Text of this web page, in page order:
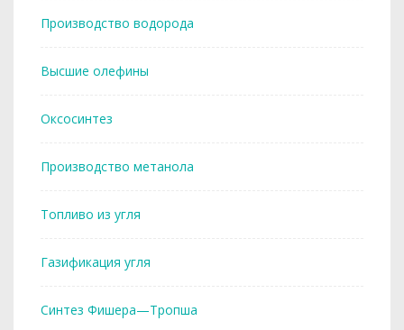
Производство водорода
Высшие олефины
Оксосинтез
Производство метанола
Топливо из угля
Газификация угля
Синтез Фишера—Тропша